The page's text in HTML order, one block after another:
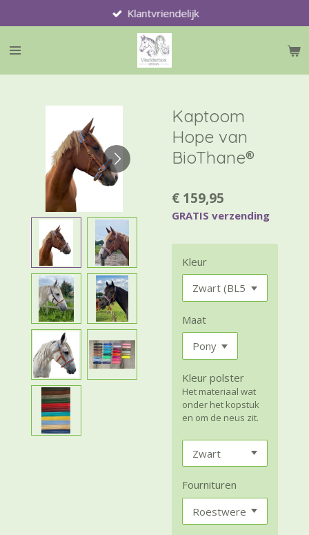
direct
naar
hoofdinhoud
Klantvriendelijk
Kaptoom
Hope van
BioThane®
€ 159,95
GRATIS verzending
Kleur
Maat
Kleur polster
Het materiaal wat
onder het kopstuk
en om de neus zit.
Fournituren